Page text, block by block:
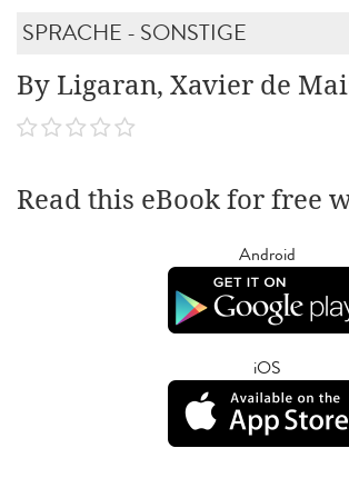
SPRACHE - SONSTIGE
By Ligaran, Xavier de
Read this eBook for free
Android
iOS